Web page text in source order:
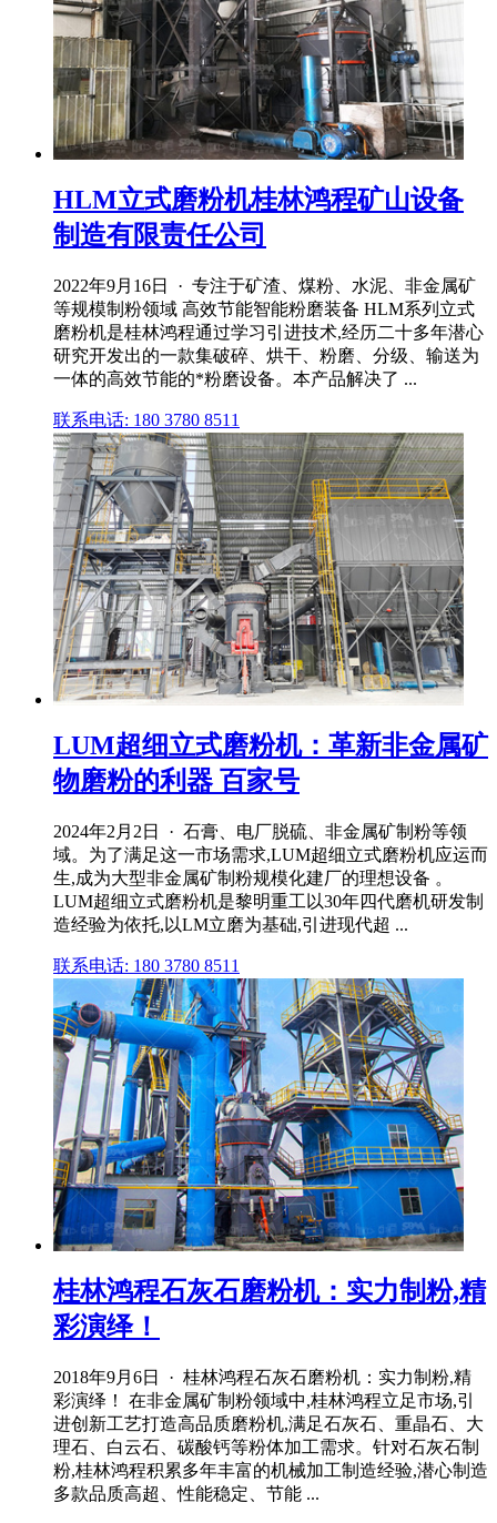
HLM立式磨粉机桂林鸿程矿山设备
制造有限责任公司
2022年9月16日 · 专注于矿渣、煤粉、水泥、非金属矿
等规模制粉领域 高效节能智能粉磨装备 HLM系列立式
磨粉机是桂林鸿程通过学习引进技术,经历二十多年潜心
研究开发出的一款集破碎、烘干、粉磨、分级、输送为
一体的高效节能的*粉磨设备。本产品解决了 ...
联系电话: 180 3780 8511
LUM超细立式磨粉机：革新非金属矿
物磨粉的利器 百家号
2024年2月2日 · 石膏、电厂脱硫、非金属矿制粉等领
域。为了满足这一市场需求,LUM超细立式磨粉机应运而
生,成为大型非金属矿制粉规模化建厂的理想设备 。
LUM超细立式磨粉机是黎明重工以30年四代磨机研发制
造经验为依托,以LM立磨为基础,引进现代超 ...
联系电话: 180 3780 8511
桂林鸿程石灰石磨粉机：实力制粉,精
彩演绎！
2018年9月6日 · 桂林鸿程石灰石磨粉机：实力制粉,精
彩演绎！ 在非金属矿制粉领域中,桂林鸿程立足市场,引
进创新工艺打造高品质磨粉机,满足石灰石、重晶石、大
理石、白云石、碳酸钙等粉体加工需求。针对石灰石制
粉,桂林鸿程积累多年丰富的机械加工制造经验,潜心制造
多款品质高超、性能稳定、节能 ...